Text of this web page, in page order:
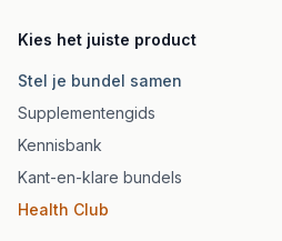
Kies het juiste product
Stel je bundel samen
Supplementengids
Kennisbank
Kant-en-klare bundels
Health Club